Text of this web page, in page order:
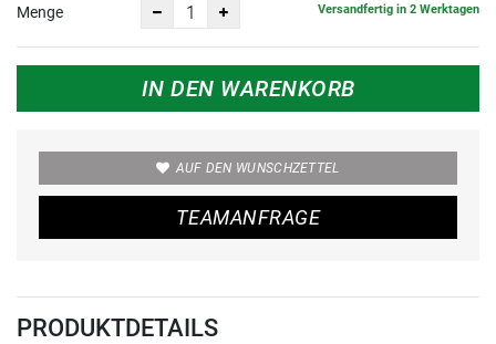
Menge Versandfertig in 2 Werktagen
IN DEN WARENKORB
AUF DEN WUNSCHZETTEL
TEAMANFRAGE
PRODUKTDETAILS